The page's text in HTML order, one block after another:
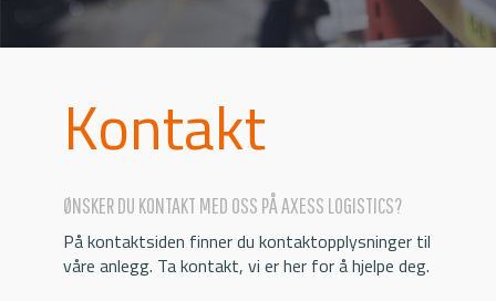
Kontakt
ØNSKER DU KONTAKT MED OSS PÅ AXESS LOGISTICS?
På kontaktsiden finner du kontaktopplysninger til
våre anlegg. Ta kontakt, vi er her for å hjelpe deg.